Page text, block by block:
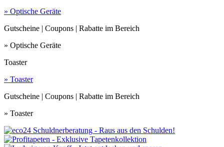
» Optische Geräte
Gutscheine | Coupons | Rabatte im Bereich
» Optische Geräte
Toaster
» Toaster
Gutscheine | Coupons | Rabatte im Bereich
» Toaster